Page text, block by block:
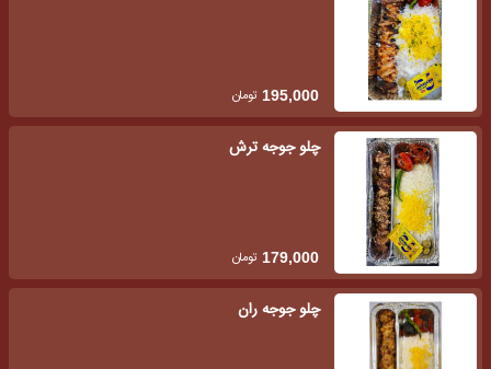
195,000 تومان
چلو جوجه ترش
179,000 تومان
چلو جوجه ران